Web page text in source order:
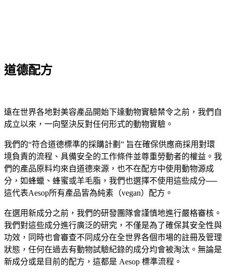
道德配方
遠在世界各地對美容產品開始下達動物實驗禁令之前，我們自
成立以來，一向堅決反對任何形式的動物實驗。
我們的“符合道德標準的採購計劃” 旨在確保供應商採用對環
境負責的流程、具備安全的工作條件並尊重勞動者的權益。我
們的產品原料均來自道德來源，也不在配方中使用動物源成
分，如蜂蠟、蜂蜜或羊毛脂，我們也選擇不使用這些成分──
這代表Aesop所有產品皆為純素（vegan）配方。
在選用新成分之前，我們的研發團隊會謹慎地進行嚴格審核。
我們對這些成分進行廣泛的研究，不僅是為了確保其安全性與
功效，同時也會審查不同成分在全世界各個市場的註冊及管理
狀態，任何在過去有動物試驗紀錄的成分均會被淘汰。無論是
新成分或是目前的配方，這都是 Aesop 標準流程。